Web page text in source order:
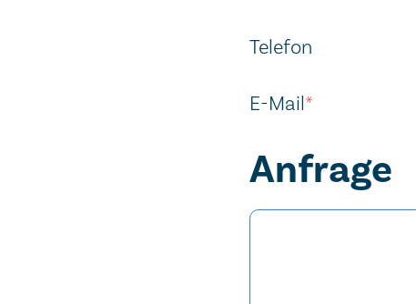
Telefon
E-Mail*
Anfrage